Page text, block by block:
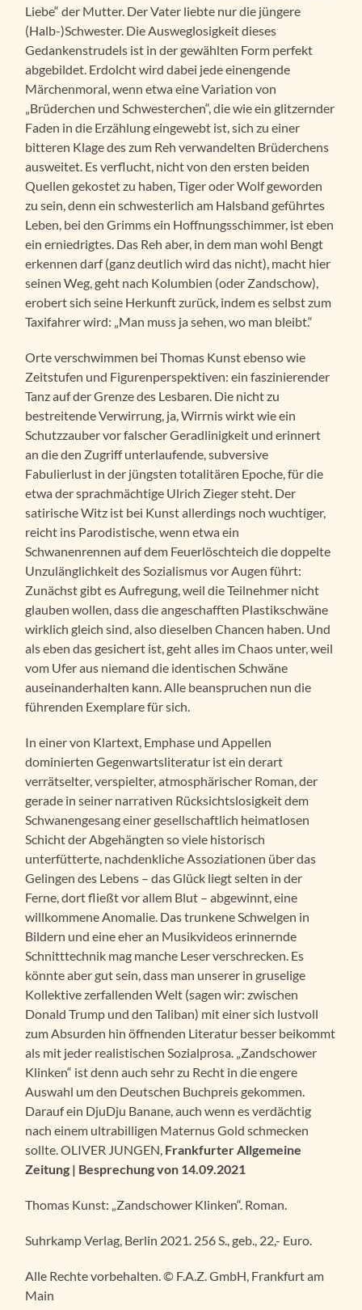
Liebe“ der Mutter. Der Vater liebte nur die jüngere
(Halb-)Schwester. Die Ausweglosigkeit dieses
Gedankenstrudels ist in der gewählten Form perfekt
abgebildet. Erdolcht wird dabei jede einengende
Märchenmoral, wenn etwa eine Variation von
„Brüderchen und Schwesterchen“, die wie ein glitzernder
Faden in die Erzählung eingewebt ist, sich zu einer
bitteren Klage des zum Reh verwandelten Brüderchens
ausweitet. Es verflucht, nicht von den ersten beiden
Quellen gekostet zu haben, Tiger oder Wolf geworden
zu sein, denn ein schwesterlich am Halsband geführtes
Leben, bei den Grimms ein Hoffnungsschimmer, ist eben
ein erniedrigtes. Das Reh aber, in dem man wohl Bengt
erkennen darf (ganz deutlich wird das nicht), macht hier
seinen Weg, geht nach Kolumbien (oder Zandschow),
erobert sich seine Herkunft zurück, indem es selbst zum
Taxifahrer wird: „Man muss ja sehen, wo man bleibt.“
Orte verschwimmen bei Thomas Kunst ebenso wie
Zeitstufen und Figurenperspektiven: ein faszinierender
Tanz auf der Grenze des Lesbaren. Die nicht zu
bestreitende Verwirrung, ja, Wirrnis wirkt wie ein
Schutzzauber vor falscher Geradlinigkeit und erinnert
an die den Zugriff unterlaufende, subversive
Fabulierlust in der jüngsten totalitären Epoche, für die
etwa der sprachmächtige Ulrich Zieger steht. Der
satirische Witz ist bei Kunst allerdings noch wuchtiger,
reicht ins Parodistische, wenn etwa ein
Schwanenrennen auf dem Feuerlöschteich die doppelte
Unzulänglichkeit des Sozialismus vor Augen führt:
Zunächst gibt es Aufregung, weil die Teilnehmer nicht
glauben wollen, dass die angeschafften Plastikschwäne
wirklich gleich sind, also dieselben Chancen haben. Und
als eben das gesichert ist, geht alles im Chaos unter, weil
vom Ufer aus niemand die identischen Schwäne
auseinanderhalten kann. Alle beanspruchen nun die
führenden Exemplare für sich.
In einer von Klartext, Emphase und Appellen
dominierten Gegenwartsliteratur ist ein derart
verrätselter, verspielter, atmosphärischer Roman, der
gerade in seiner narrativen Rücksichtslosigkeit dem
Schwanengesang einer gesellschaftlich heimatlosen
Schicht der Abgehängten so viele historisch
unterfütterte, nachdenkliche Assoziationen über das
Gelingen des Lebens – das Glück liegt selten in der
Ferne, dort fließt vor allem Blut – abgewinnt, eine
willkommene Anomalie. Das trunkene Schwelgen in
Bildern und eine eher an Musikvideos erinnernde
Schnitttechnik mag manche Leser verschrecken. Es
könnte aber gut sein, dass man unserer in gruselige
Kollektive zerfallenden Welt (sagen wir: zwischen
Donald Trump und den Taliban) mit einer sich lustvoll
zum Absurden hin öffnenden Literatur besser beikommt
als mit jeder realistischen Sozialprosa. „Zandschower
Klinken“ ist denn auch sehr zu Recht in die engere
Auswahl um den Deutschen Buchpreis gekommen.
Darauf ein DjuDju Banane, auch wenn es verdächtig
nach einem ultrabilligen Maternus Gold schmecken
sollte. OLIVER JUNGEN, Frankfurter Allgemeine
Zeitung | Besprechung von 14.09.2021
Thomas Kunst: „Zandschower Klinken“. Roman.
Suhrkamp Verlag, Berlin 2021. 256 S., geb., 22,- Euro.
Alle Rechte vorbehalten. © F.A.Z. GmbH, Frankfurt am
Main